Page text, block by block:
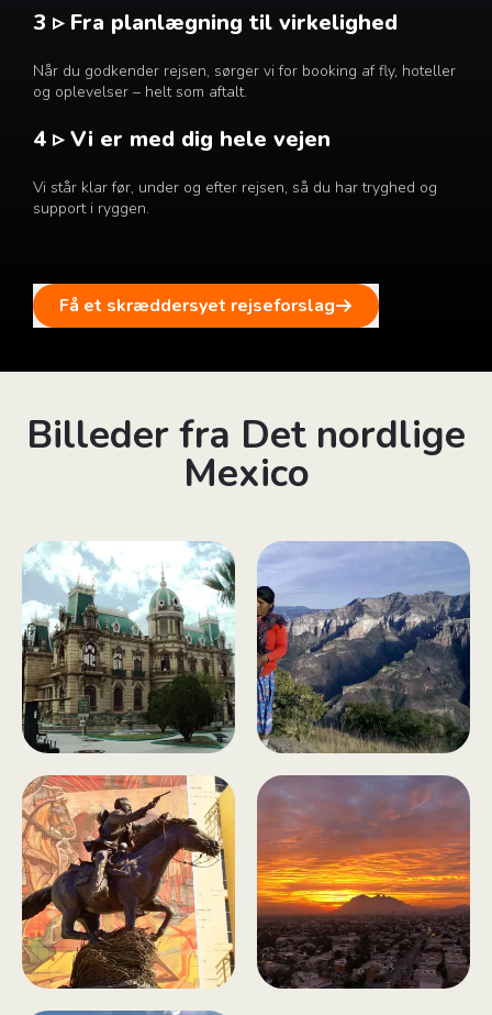
3 ▹ Fra planlægning til virkelighed
Når du godkender rejsen, sørger vi for booking af fly, hoteller
og oplevelser – helt som aftalt.
4 ▹ Vi er med dig hele vejen
Vi står klar før, under og efter rejsen, så du har tryghed og
support i ryggen.
Få et skræddersyet rejseforslag
Billeder fra Det nordlige
Mexico